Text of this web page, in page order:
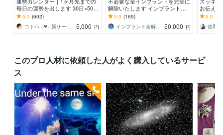
毎日の運勢を出します 30日×500
字のおよそ1万5千文字で細かく詳
細に記します
5.0 (602)
コトハ ⸜❤︎⸝ 新サービス提供開始✨️
5,000 円
解除いたします インプラント全
解除創始者 × 魂の解放・カルマ浄
化・能力開花
5.0 (169)
インプラント全解除創始者｜魂王DaI⭐︎ 50,000 円
お伝え
間関係
持ち等◎
5.0
このプロ人材に依頼した人がよく購入しているサービ
ス